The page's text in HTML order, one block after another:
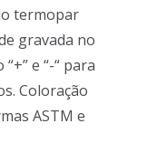
termopar
gravada no
e “-“ para
Coloração
ASTM e